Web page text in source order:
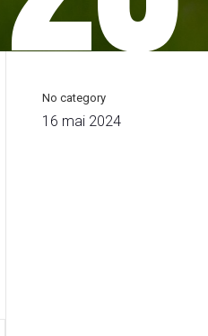
No category
16 mai 2024